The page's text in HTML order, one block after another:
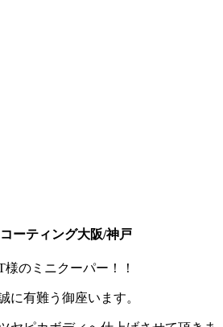
ーティング大阪/神戸
のミニクーパー！！
に有難う御座います。